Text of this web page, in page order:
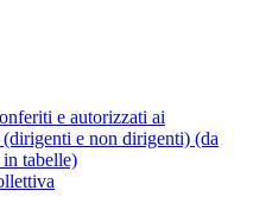
e autorizzati ai
e non dirigenti) (da
tabelle)